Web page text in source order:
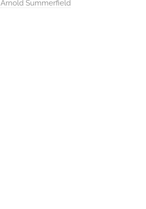
Arnold Summerfield